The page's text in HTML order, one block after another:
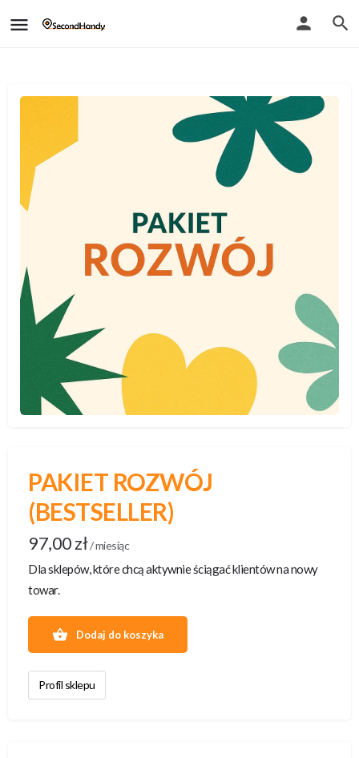
PAKIET ROZWÓJ
(BESTSELLER)
97,00zł/ miesiąc
Dla sklepów, które chcą aktywnie ściągać klientów na nowy
towar.
Dodaj do koszyka
Profil sklepu